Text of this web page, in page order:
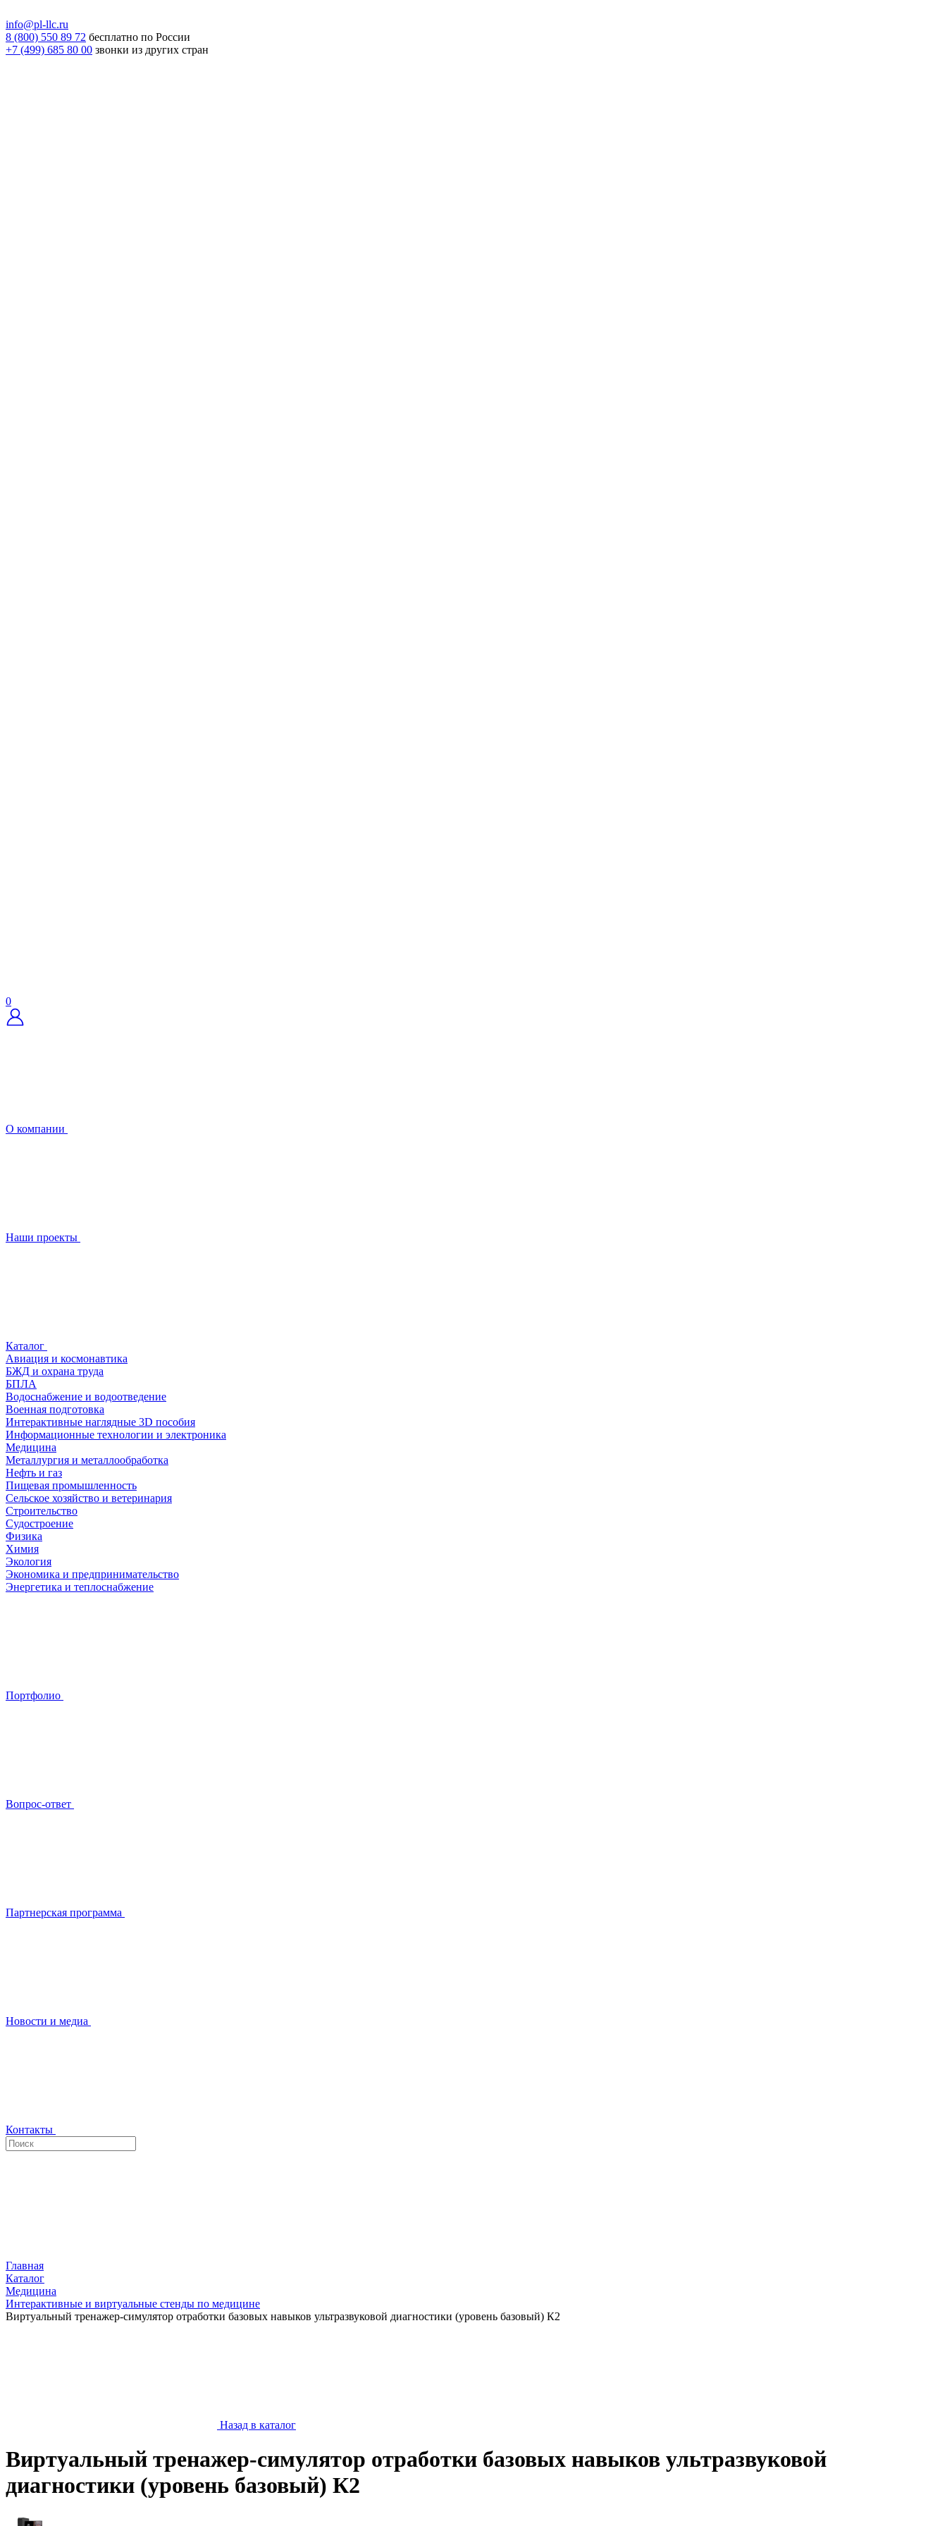
info@pl-llc.ru
8 (800) 550 89 72 бесплатно по России
+7 (499) 685 80 00 звонки из других стран
0
О компании
Наши проекты
Каталог
Авиация и космонавтика
БЖД и охрана труда
БПЛА
Водоснабжение и водоотведение
Военная подготовка
Интерактивные наглядные 3D пособия
Информационные технологии и электроника
Медицина
Металлургия и металлообработка
Нефть и газ
Пищевая промышленность
Сельское хозяйство и ветеринария
Строительство
Судостроение
Физика
Химия
Экология
Экономика и предпринимательство
Энергетика и теплоснабжение
Портфолио
Вопрос-ответ
Партнерская программа
Новости и медиа
Контакты
Главная
Каталог
Медицина
Интерактивные и виртуальные стенды по медицине
Виртуальный тренажер-симулятор отработки базовых навыков ультразвуковой диагностики (уровень базовый) К2
Назад в каталог
Виртуальный тренажер-симулятор отработки базовых навыков ультразвуковой
диагностики (уровень базовый) К2